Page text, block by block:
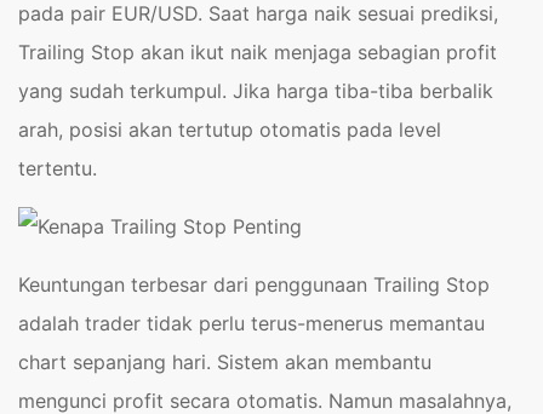
pada pair EUR/USD. Saat harga naik sesuai prediksi,
Trailing Stop akan ikut naik menjaga sebagian profit
yang sudah terkumpul. Jika harga tiba-tiba berbalik
arah, posisi akan tertutup otomatis pada level
tertentu.
Keuntungan terbesar dari penggunaan Trailing Stop
adalah trader tidak perlu terus-menerus memantau
chart sepanjang hari. Sistem akan membantu
mengunci profit secara otomatis. Namun masalahnya,